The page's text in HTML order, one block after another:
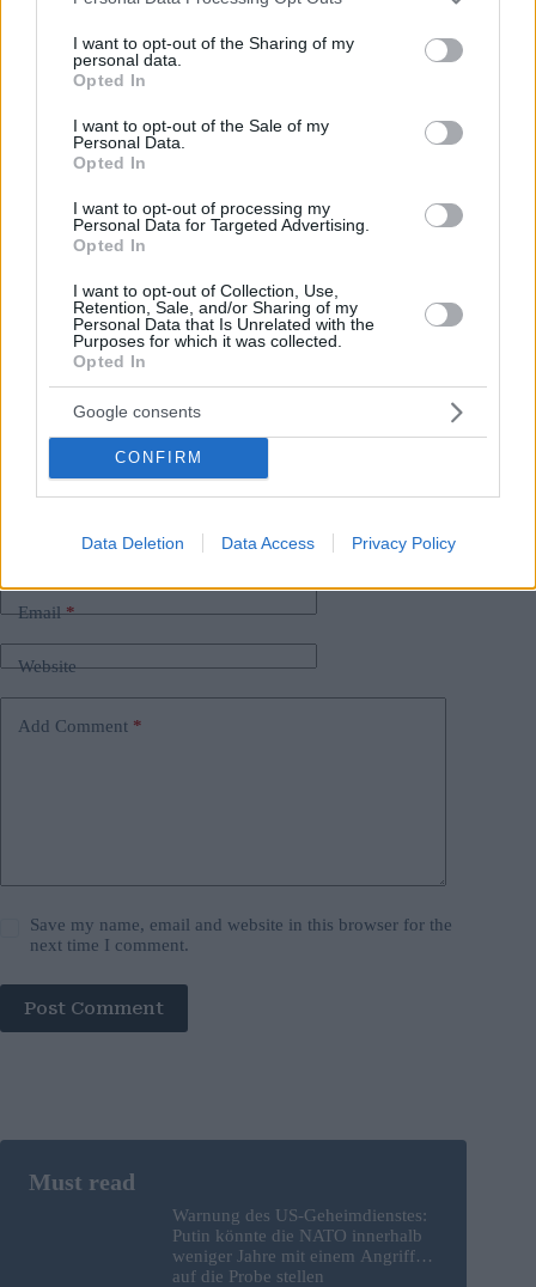
not limited to your visit or usage behaviour. You may click to
grant or deny consent to Google and its third-party tags to
use your data for below specified purposes in below Google
consent section.
I want to opt-out of the Sharing of my
personal data.
Opted In
I want to opt-out of the Sale of my
Personal Data.
Opted In
I want to opt-out of processing my
Personal Data for Targeted Advertising.
Opted In
I want to opt-out of Collection, Use,
Retention, Sale, and/or Sharing of my
Personal Data that Is Unrelated with the
Purposes for which it was collected.
Opted In
Google consents
CONFIRM
Data Deletion Data Access Privacy Policy
ungarische Nachrichtenportal Nemzeti Sport berichtet, hat
sich die spanische Presse von dem Musical über den Ungarn
beeindrucken lassen
immer einen wesentlichen Einfluss auf die Fußballkultur der
Neben dem sensationellen Musical, wird
Zeitschrift betont außerdem, dass das nach Puskás benannte
Budapester Stadion bereits eine wichtige Rolle im
öffentlichen Bewusstsein spielt, da es der erste
Austragungsort der diesjährigen Europameisterschaft war, bei
budapest #deutschland
Theater #Uefa-Nationenliga #ungarn
Your email address will not be published. Required fields are marked*
Email*
Website
Add Comment *
Save my name, email and website in this browser for the
next time I comment.
Post Comment
Warnung des US-Geheimdienstes:
Putin könnte die NATO innerhalb
weniger Jahre mit einem Angriff
auf die Probe stellen